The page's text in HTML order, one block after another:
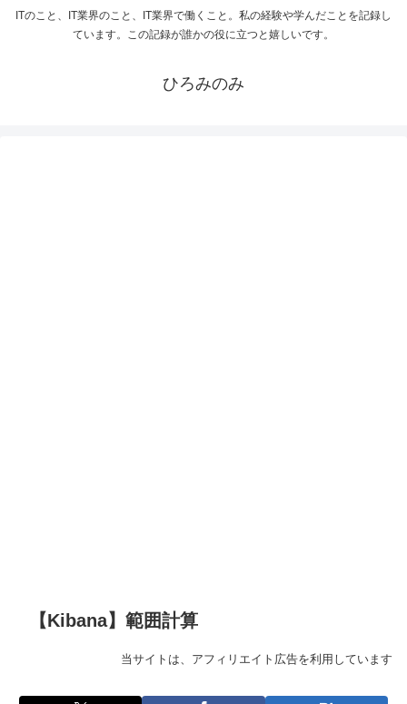
ITのこと、IT業界のこと、IT業界で働くこと。私の経験や学んだことを記録し
ています。この記録が誰かの役に立つと嬉しいです。
ひろみのみ
【Kibana】範囲計算
当サイトは、アフィリエイト広告を利用しています